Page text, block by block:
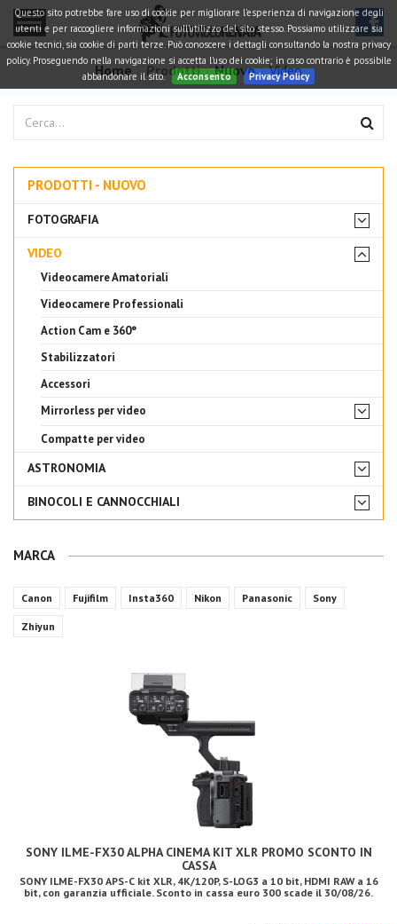
Questo sito potrebbe fare uso di cookie per migliorare l'esperienza di navigazione degli
utenti e per raccogliere informazioni sull'utilizzo del sito stesso. Possiamo utilizzare sia
cookie tecnici, sia cookie di parti terze. Può conoscere i dettagli consultando la nostra privacy
policy. Proseguendo nella navigazione si accetta l'uso dei cookie; in caso contrario è possibile
abbandonare il sito.
Acconsento Privacy Policy
Home Prodotti Nuovo Video
PRODOTTI - NUOVO
FOTOGRAFIA
VIDEO
Videocamere Amatoriali
Videocamere Professionali
Action Cam e 360°
Stabilizzatori
Accessori
Mirrorless per video
Compatte per video
ASTRONOMIA
BINOCOLI E CANNOCCHIALI
MARCA
Canon Fujifilm Insta360 Nikon Panasonic Sony
Zhiyun
SONY ILME-FX30 ALPHA CINEMA KIT XLR PROMO SCONTO IN
CASSA
SONY ILME-FX30 APS-C kit XLR, 4K/120P, S-LOG3 a 10 bit, HDMI RAW a 16
bit, con garanzia ufficiale. Sconto in cassa euro 300 scade il 30/08/26.